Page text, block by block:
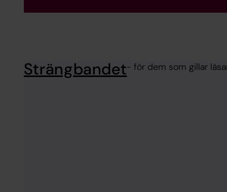
Strängbandet- för dem som gillar